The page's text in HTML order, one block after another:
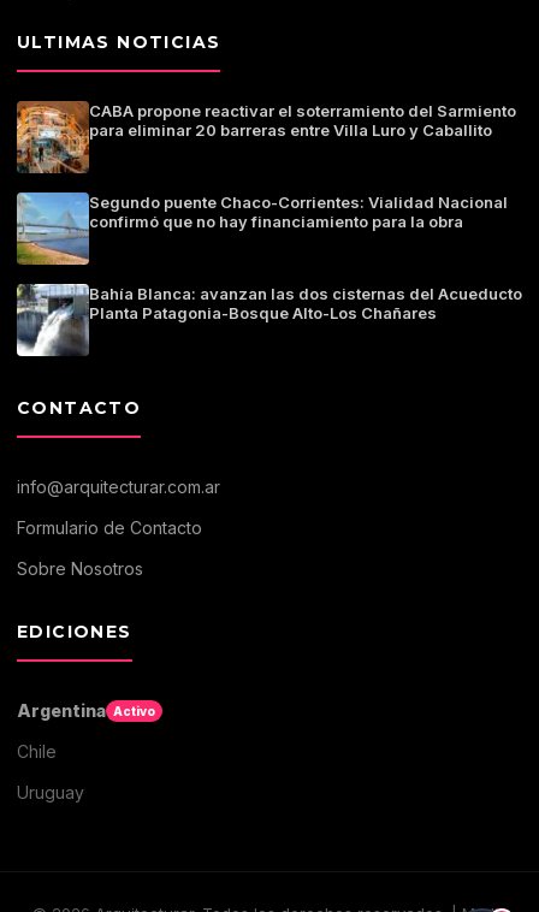
ULTIMAS NOTICIAS
CABA propone reactivar el soterramiento del Sarmiento
para eliminar 20 barreras entre Villa Luro y Caballito
Segundo puente Chaco-Corrientes: Vialidad Nacional
confirmó que no hay financiamiento para la obra
Bahía Blanca: avanzan las dos cisternas del Acueducto
Planta Patagonia-Bosque Alto-Los Chañares
CONTACTO
info@arquitecturar.com.ar
Formulario de Contacto
Sobre Nosotros
EDICIONES
Argentina Activo
Chile
Uruguay